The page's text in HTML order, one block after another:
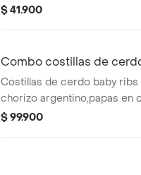
arepa con queso.
$ 41.900
Combo costillas de
Costillas de cerdo baby ribs
chorizo argentino,papas en
de queso.
$ 99.900